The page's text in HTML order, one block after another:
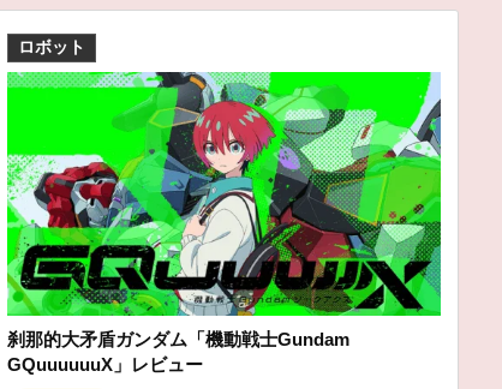
ロボット
刹那的大矛盾ガンダム「機動戦士Gundam
GQuuuuuuX」レビュー